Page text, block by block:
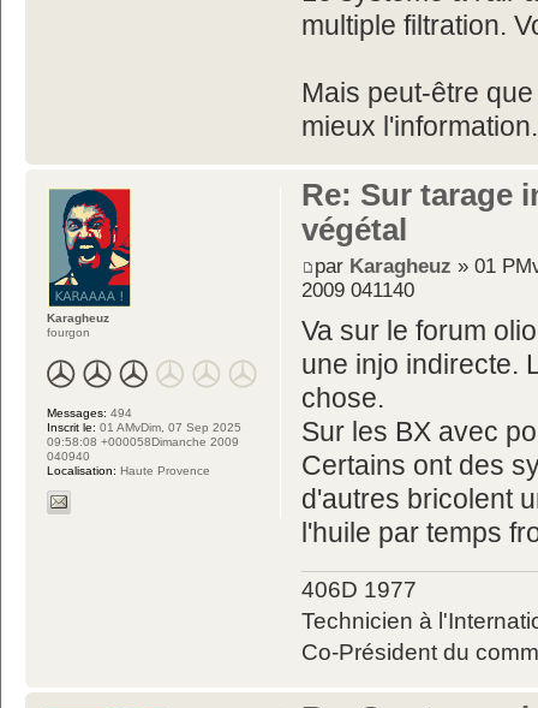
multiple filtration.
Mais peut-être
mieux
Re: Sur tarage
végétal
par Karagheuz » 01
2009 041140
Va sur le forum
une injo indirecte.
chose.
Sur les BX avec
Certains ont des
d'autres bricolent
l'huile par temps
406D 1977
Technicien à
Co-Président du
Karagheuz
fourgon
Messages: 494
Inscrit le: 01 AMvDim, 07 Sep 2025
09:58:08 +000058Dimanche 2009
040940
Localisation: Haute Provence